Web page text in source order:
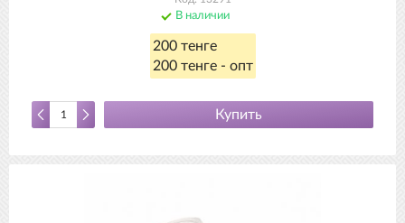
В наличии
200 тенге
200 тенге - опт
Купить